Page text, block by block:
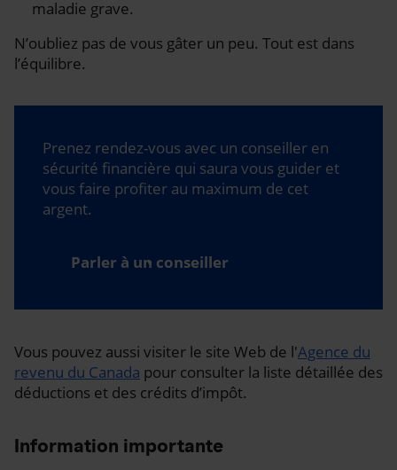
maladie grave.
N’oubliez pas de vous gâter un peu. Tout est dans
l’équilibre.
Prenez rendez-vous avec un conseiller en
sécurité financière qui saura vous guider et
vous faire profiter au maximum de cet
argent.
Parler à un conseiller
Vous pouvez aussi visiter le site Web de l'Agence du
revenu du Canada pour consulter la liste détaillée des
déductions et des crédits d’impôt.
Information importante